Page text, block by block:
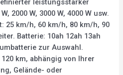
leistungsstarker
2000 W, 3000 W, 4000 W usw.
25 km/h, 60 km/h, 80 km/h, 90
Batterie: 10ah 12ah 13ah
zur Auswahl.
km, abhängig von Ihrer
Gelände- oder